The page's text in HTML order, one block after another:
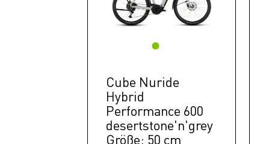
Cube Nuride
Hybrid
Performance 600
desertstone'n'grey
Größe: 50 cm